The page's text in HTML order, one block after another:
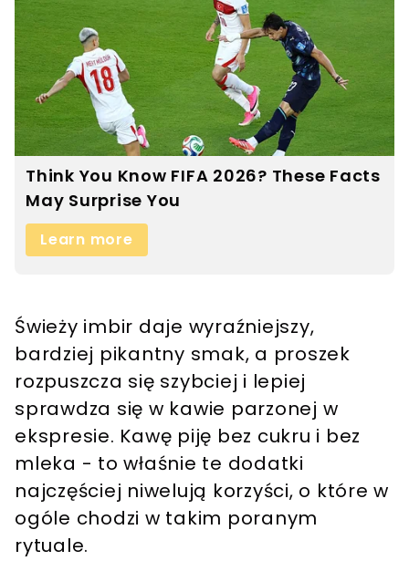
Świeży imbir daje wyraźniejszy,
bardziej pikantny smak, a proszek
rozpuszcza się szybciej i lepiej
sprawdza się w kawie parzonej w
ekspresie. Kawę piję bez cukru i bez
mleka - to właśnie te dodatki
najczęściej niwelują korzyści, o które w
ogóle chodzi w takim poranym
rytuale.